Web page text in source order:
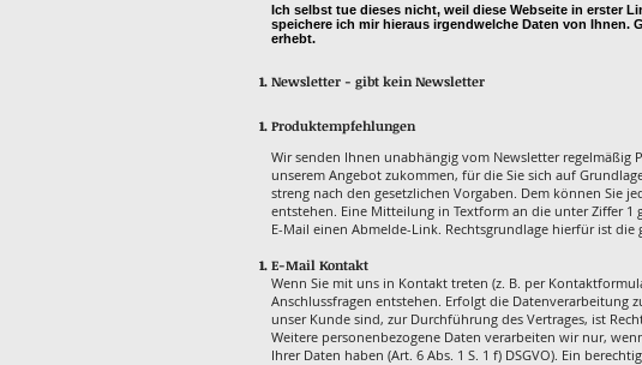
Ich selbst tue dieses nicht, weil diese Webseite in erster
speichere ich mir hieraus irgendwelche Daten von Ihnen.
erhebt.
Newsletter - gibt kein Newsletter
Produktempfehlungen
Wir senden Ihnen unabhängig vom Newsletter
unserem Angebot zukommen, für die Sie sich auf
streng nach den gesetzlichen Vorgaben. Dem können Sie
entstehen. Eine Mitteilung in Textform an die unter Ziffer 1
E-Mail einen Abmelde-Link. Rechtsgrundlage hierfür ist die
E-Mail Kontakt
Wenn Sie mit uns in Kontakt treten (z. B. per
Anschlussfragen entstehen. Erfolgt die Datenverarbeitung
unser Kunde sind, zur Durchführung des Vertrages, ist
Weitere personenbezogene Daten verarbeiten wir nur,
Ihrer Daten haben (Art. 6 Abs. 1 S. 1 f) DSGVO). Ein